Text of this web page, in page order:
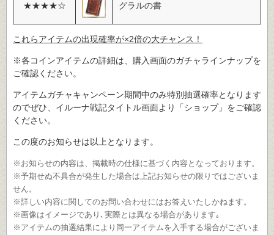
★★★★☆ グラルの書
これらアイテムの出現確率が×2倍の大チャンス！
※各コインアイテムの詳細は、購入画面のガチャラインナップを
ご確認ください。
アイテムガチャキャンペーン期間中のみ特別抽選確率となります
のでぜひ、イルーナ戦記タイトル画面より「ショップ」をご確認
ください。
この度のお知らせは以上となります。
※お知らせの内容は、掲載時の仕様に基づく内容となっております。
※予期せぬ不具合が発生した場合は上記お知らせの限りではございま
せん。
※詳しい内容に関してのお問い合わせにはお答えいたしかねます。
※画像はイメージであり､実際とは異なる場合があります｡
※アイテムの抽選結果により同一アイテムを入手する場合がございま